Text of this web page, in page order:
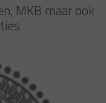
MKB maar ook